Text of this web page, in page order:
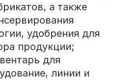
а также
удобрения для
продукции;
для
линии и